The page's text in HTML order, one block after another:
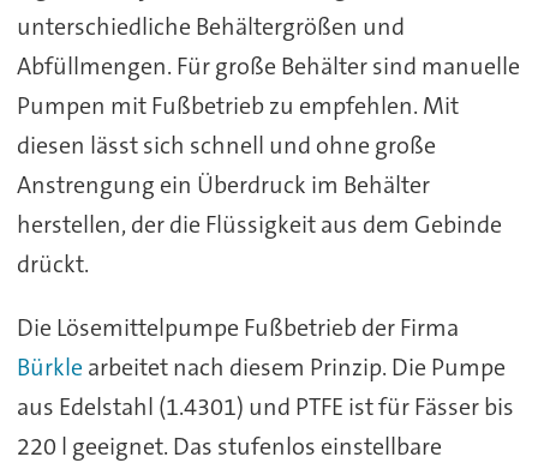
unterschiedliche Behältergrößen und
Abfüllmengen. Für große Behälter sind manuelle
Pumpen mit Fußbetrieb zu empfehlen. Mit
diesen lässt sich schnell und ohne große
Anstrengung ein Überdruck im Behälter
herstellen, der die Flüssigkeit aus dem Gebinde
drückt.
Die Lösemittelpumpe Fußbetrieb der Firma
Bürkle arbeitet nach diesem Prinzip. Die Pumpe
aus Edelstahl (1.4301) und PTFE ist für Fässer bis
220 l geeignet. Das stufenlos einstellbare